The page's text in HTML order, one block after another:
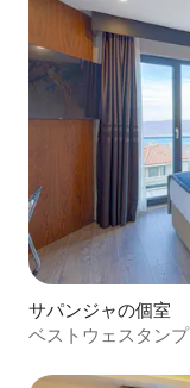
サパンジャの個室
ベストウェスタン